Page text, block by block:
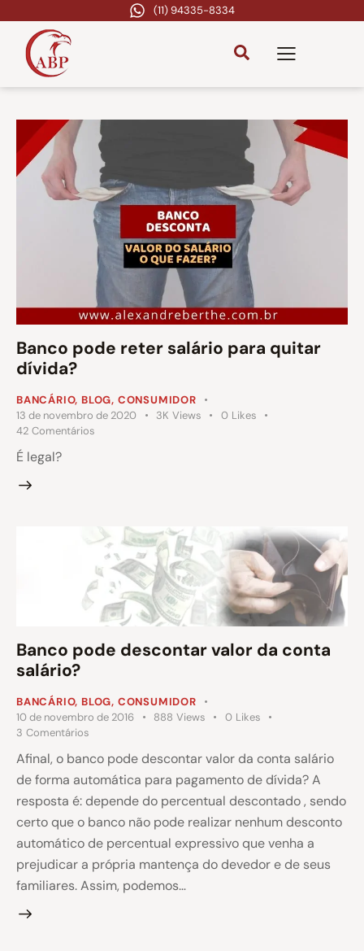
(11) 94335-8334
Banco pode reter salário para quitar
dívida?
BANCÁRIO, BLOG, CONSUMIDOR
13 de novembro de 2020
3K Views 0 Likes
42 Comentários
É legal?
Banco pode descontar valor da conta
salário?
BANCÁRIO, BLOG, CONSUMIDOR
10 de novembro de 2016
888 Views 0 Likes
3 Comentários
Afinal, o banco pode descontar valor da conta salário
de forma automática para pagamento de dívida? A
resposta é: depende do percentual descontado , sendo
certo que o banco não pode realizar nenhum desconto
automático de percentual expressivo que venha a
prejudicar a própria mantença do devedor e de seus
familiares. Assim, podemos…